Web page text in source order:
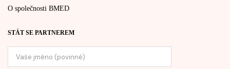
O společnosti BMED
STÁT SE PARTNEREM